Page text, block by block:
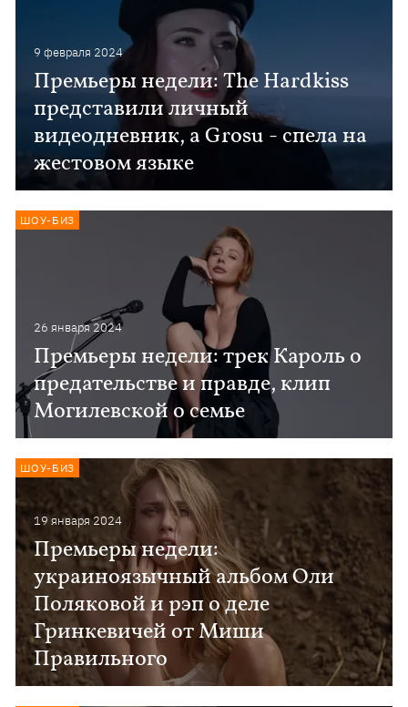
9 февраля 2024
Премьеры недели: The Hardkiss
представили личный
видеодневник, а Grosu - спела на
жестовом языке
26 января 2024
Премьеры недели: трек Кароль о
предательстве и правде, клип
Могилевской о семье
ШОУ-БИЗ
19 января 2024
Премьеры недели:
украиноязычный альбом Оли
Поляковой и рэп о деле
Гринкевичей от Миши
Правильного
ШОУ-БИЗ